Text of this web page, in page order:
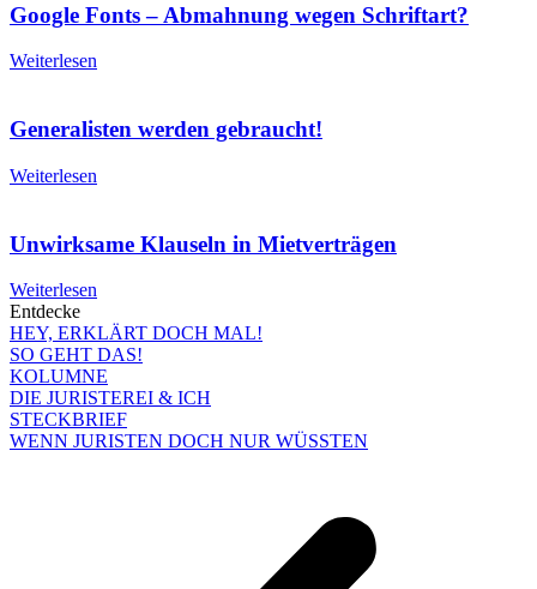
Google Fonts – Abmahnung wegen Schriftart?
Weiterlesen
Generalisten werden gebraucht!
Weiterlesen
Unwirksame Klauseln in Mietverträgen
Weiterlesen
Entdecke
HEY, ERKLÄRT DOCH MAL!
SO GEHT DAS!
KOLUMNE
DIE JURISTEREI & ICH
STECKBRIEF
WENN JURISTEN DOCH NUR WÜSSTEN